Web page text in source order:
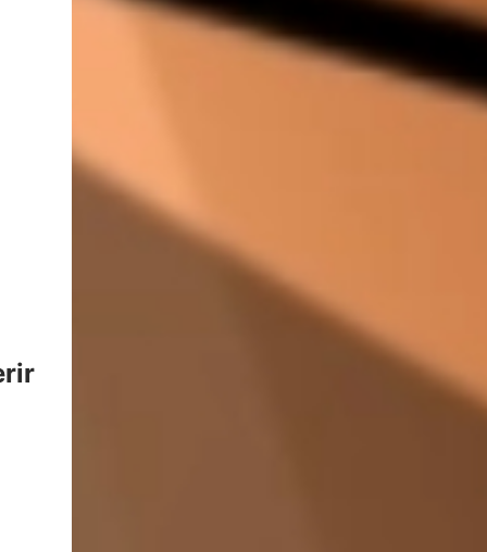
de magia, en el papel aparecía un dibujo
increíblemente preciso. Recuerdo una vez en
particular: estaba dibujando el retrato de su
dispositivo óptico que ayuda a los artistas a
replicar imágenes con precisión. 🎨 ¿Qué es
una Cámara Lúcida? La cámara lúcida es un
instrumento óptico inventado en 1806 por
William Hyde Wollaston . Su función es
superponer la imagen real sobre u...